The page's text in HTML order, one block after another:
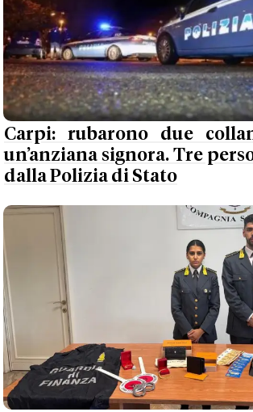
Carpi: rubarono due
un’anziana signora. Tre
dalla Polizia di Stato